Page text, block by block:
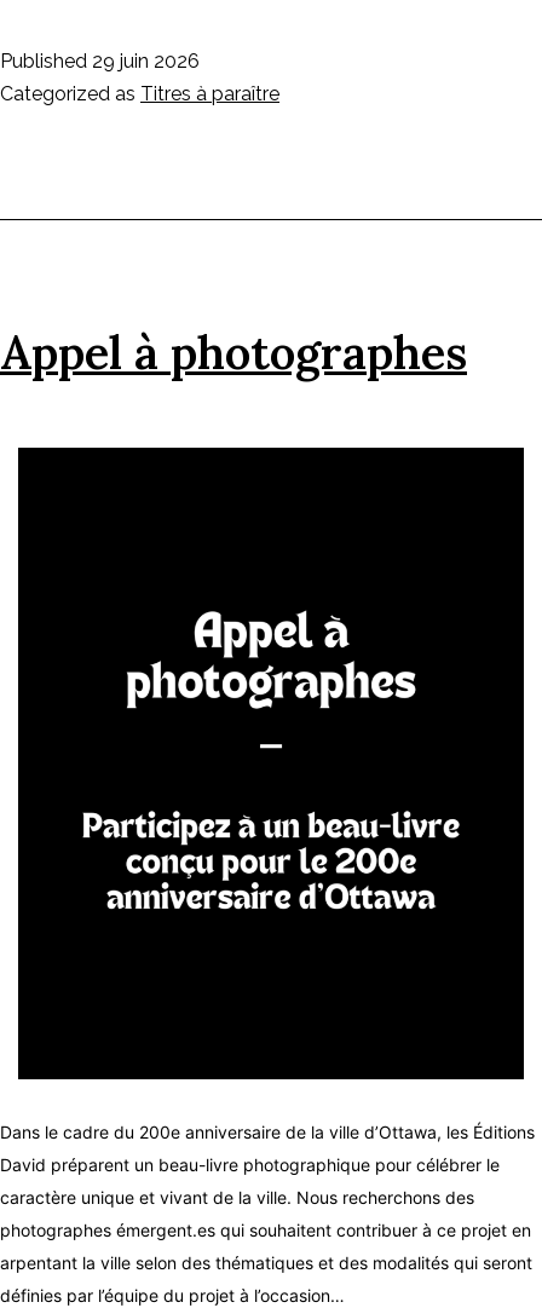
Published 29 juin 2026
Categorized as Titres à paraître
Appel à photographes
Dans le cadre du 200e anniversaire de la ville d’Ottawa, les Éditions
David préparent un beau-livre photographique pour célébrer le
caractère unique et vivant de la ville. Nous recherchons des
photographes émergent.es qui souhaitent contribuer à ce projet en
arpentant la ville selon des thématiques et des modalités qui seront
définies par l’équipe du projet à l’occasion…